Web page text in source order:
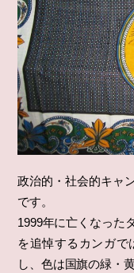
政治的・社会的キャ
です。
1999年に亡くなった
を追悼するカンガで
し、色は国旗の緑・